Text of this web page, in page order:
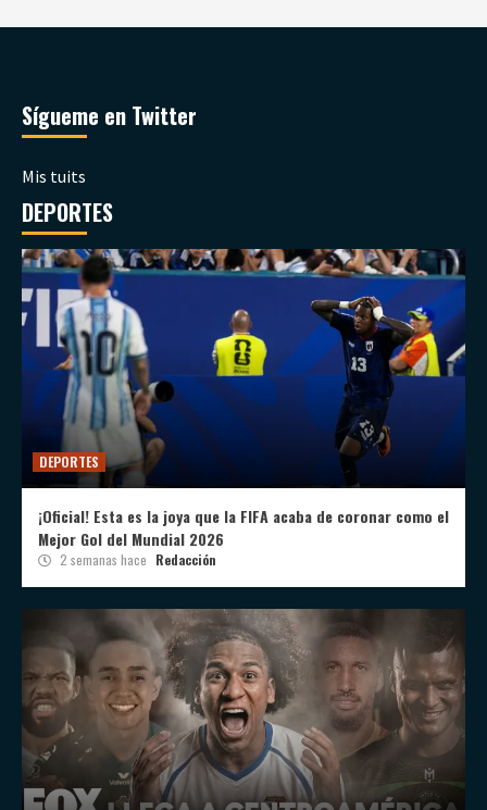
Sígueme en Twitter
Mis tuits
DEPORTES
DEPORTES
¡Oficial! Esta es la joya que la FIFA acaba de coronar como el
Mejor Gol del Mundial 2026
2 semanas hace Redacción